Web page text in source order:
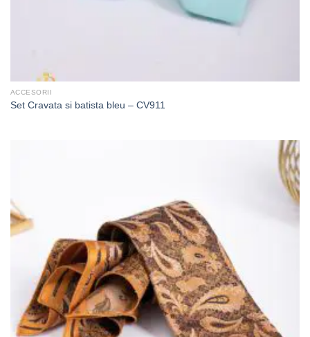
ACCESORII
Set Cravata si batista bleu – CV911